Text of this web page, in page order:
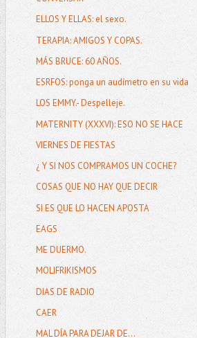
ELLOS Y ELLAS: el sexo.
TERAPIA: AMIGOS Y COPAS.
MÁS BRUCE: 60 AÑOS.
ESRFOS: ponga un audímetro en su vida
LOS EMMY.- Despelleje.
MATERNITY (XXXVI): ESO NO SE HACE
VIERNES DE FIESTAS
¿ Y SI NOS COMPRAMOS UN COCHE?
COSAS QUE NO HAY QUE DECIR
SI ES QUE LO HACEN APOSTA
EAGS
ME DUERMO.
MOLIFRIKISMOS
DIAS DE RADIO
CAER
MAL DÍA PARA DEJAR DE...